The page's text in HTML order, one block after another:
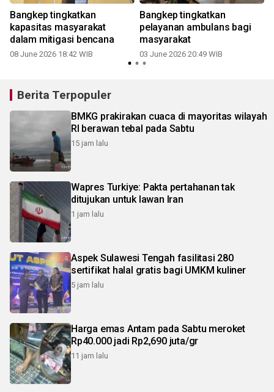
Bangkep tingkatkan
kapasitas masyarakat
dalam mitigasi bencana
08 June 2026 18:42 WIB
Bangkep tingkatkan
pelayanan ambulans bagi
masyarakat
03 June 2026 20:49 WIB
Berita Terpopuler
BMKG prakirakan cuaca di mayoritas wilayah
RI berawan tebal pada Sabtu
15 jam lalu
Wapres Turkiye: Pakta pertahanan tak
ditujukan untuk lawan Iran
1 jam lalu
Aspek Sulawesi Tengah fasilitasi 280
sertifikat halal gratis bagi UMKM kuliner
5 jam lalu
Harga emas Antam pada Sabtu meroket
Rp40.000 jadi Rp2,690 juta/gr
11 jam lalu